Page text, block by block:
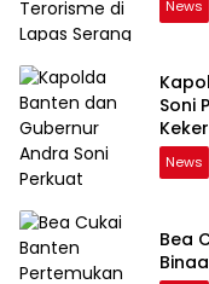
News
Soni
News
Bea